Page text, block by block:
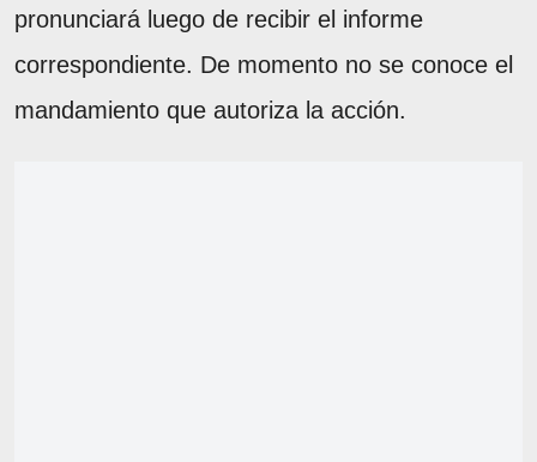
pronunciará luego de recibir el informe
correspondiente. De momento no se conoce el
mandamiento que autoriza la acción.